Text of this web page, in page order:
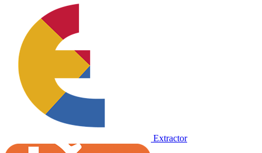
Extractor